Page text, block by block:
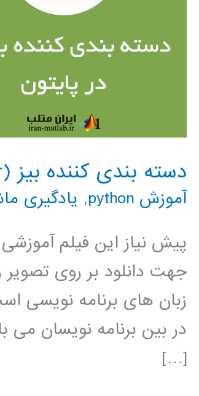
دسته بندی کننده بیز (Naive Bayes Classifier) در پایتون
آموزش python , یادگیری
پیش نیاز این فیلم
جهت دانلود بر روی تصویر
زبان های برنامه نویسی
در بین برنامه نویسان می
[…]